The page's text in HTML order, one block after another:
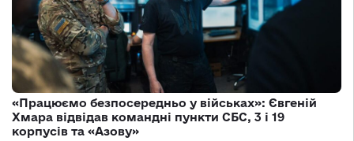
«Працюємо безпосередньо у військах»: Євгеній
Хмара відвідав командні пункти СБС, 3 і 19
корпусів та «Азову»